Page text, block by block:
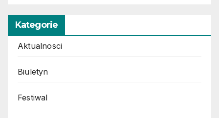
Kategorie
Aktualnosci
Biuletyn
Festiwal